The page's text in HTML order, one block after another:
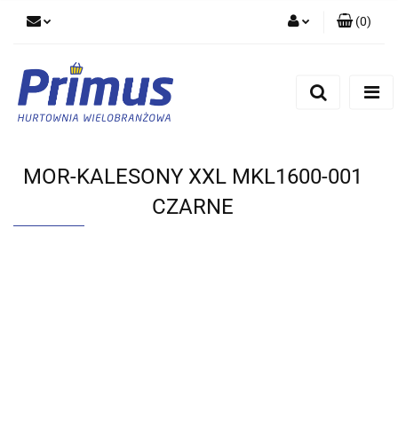
(0)
MOR-KALESONY XXL MKL1600-001
CZARNE